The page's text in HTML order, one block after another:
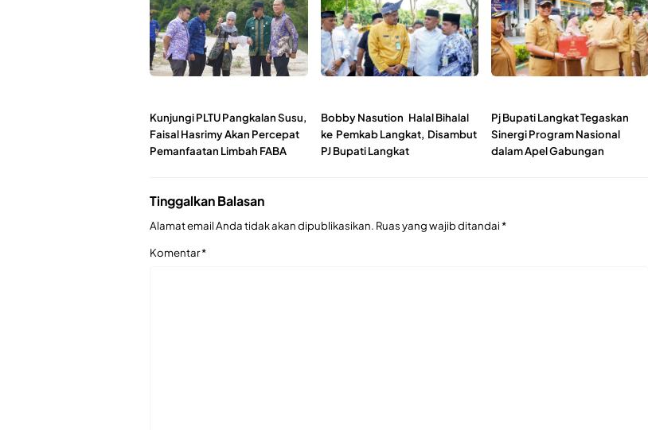
Kunjungi PLTU Pangkalan Susu,
Faisal Hasrimy Akan Percepat
Pemanfaatan Limbah FABA
Bobby Nasution Halal Bihalal
ke Pemkab Langkat, Disambut
PJ Bupati Langkat
Pj Bupati Langkat Tegaskan
Sinergi Program Nasional
dalam Apel Gabungan
Tinggalkan Balasan
Alamat email Anda tidak akan dipublikasikan. Ruas yang wajib ditandai*
Komentar*